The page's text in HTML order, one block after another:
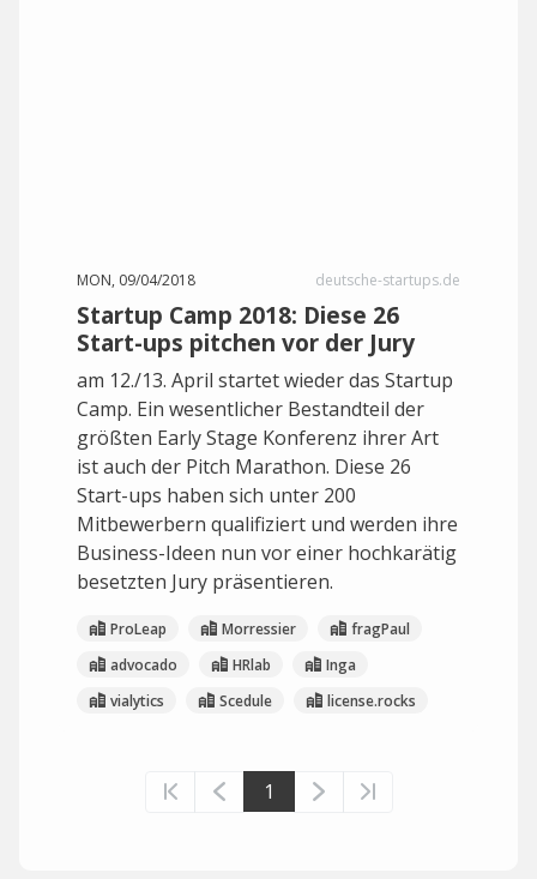
MON, 09/04/2018 deutsche-startups.de
Startup Camp 2018: Diese 26
Start-ups pitchen vor der Jury
am 12./13. April startet wieder das Startup
Camp. Ein wesentlicher Bestandteil der
größten Early Stage Konferenz ihrer Art
ist auch der Pitch Marathon. Diese 26
Start-ups haben sich unter 200
Mitbewerbern qualifiziert und werden ihre
Business-Ideen nun vor einer hochkarätig
besetzten Jury präsentieren.
ProLeap Morressier
fragPaul
advocado
HRlab
Inga
vialytics
Scedule license.rocks
1